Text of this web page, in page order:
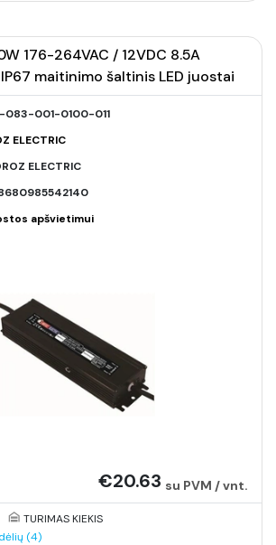
176-264VAC / 12VDC 8.5A
IP67 maitinimo šaltinis LED juostai
083-001-0100-011
ELECTRIC
ELECTRIC
apšvietimui
€20.63 su PVM / vnt.
TURIMAS KIEKIS
(4)